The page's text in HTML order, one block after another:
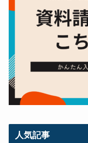
人気記事